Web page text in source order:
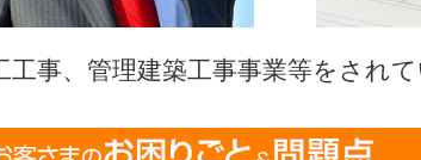
工事、管理建築工事事業等をされ